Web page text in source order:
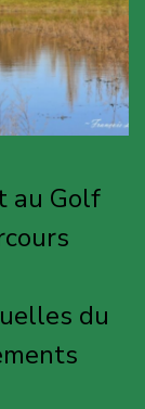
au Golf
du